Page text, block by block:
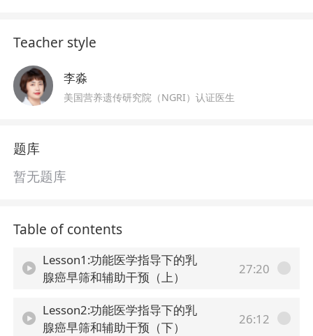
Teacher style
李淼
美国营养遗传研究院（NGRI）认证医生
题库
暂无题库
Table of contents
Lesson1:功能医学指导下的乳
腺癌早筛和辅助干预（上）
27:20
Lesson2:功能医学指导下的乳
腺癌早筛和辅助干预（下）
26:12